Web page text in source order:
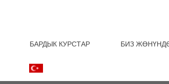
БАРДЫК КУРСТАР БИЗ